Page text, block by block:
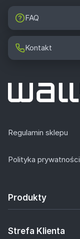
FAQ
Kontakt
Regulamin sklepu
Polityka prywatności
Produkty
Strefa Klienta